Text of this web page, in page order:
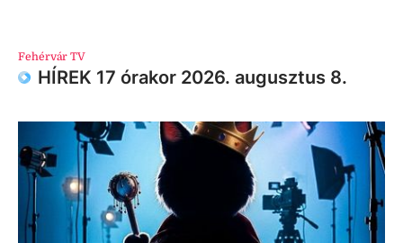
Fehérvár TV
HÍREK 17 órakor 2026. augusztus 8.